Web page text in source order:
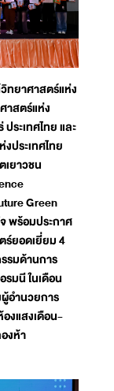
ทยาศาสตร์แห่ง
าสตร์แห่ง
ระเทศไทย และ
ประเทศไทย
ยาวชน
Green
พร้อมประกาศ
ร์ยอดเยี่ยม 4
รมด้านการ
มนี ในเดือน
อำนวยการ
งแสงเดือน-
งห้า